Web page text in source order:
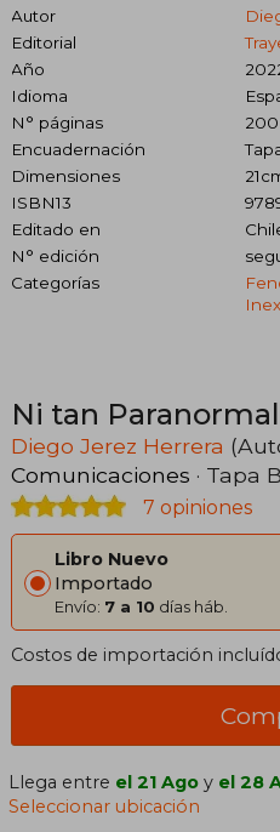
Autor
Editorial
Año
Idioma
N° páginas
200
Encuadernación
Dimensiones
ISBN13
Editado en
N° edición
Categorías
Ni tan Paranormal
Diego Jerez Herrera
Comunicaciones · Tapa
7 opiniones
Libro Nuevo
Importado
Envío: 7 a 10 días háb.
Costos de importación
Llega entre el 21 Ago y el 28
Seleccionar ubicación